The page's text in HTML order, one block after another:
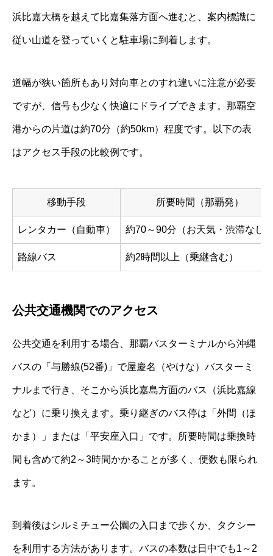
浜比嘉大橋を越えて比嘉集落方面へ進むと、案内標識に
従い山道を登っていくと駐車場に到着します。
道幅が狭い箇所もあり対向車とのすれ違いに注意が必要
ですが、信号も少なく快適にドライブできます。那覇空
港からの片道は約70分（約50km）程度です。以下の表
はアクセス手段の比較例です。
移動手段 所要時間（那覇発）
レンタカー（自動車） 約70～90分（お天気・渋滞なし
路線バス 約2時間以上（乗継含む）
公共交通機関でのアクセス
公共交通を利用する場合、那覇バスターミナルから沖縄
バスの「与勝線(52番)」で屋慶名（やけな）バスターミ
ナルまで行き、そこから浜比嘉島方面のバス（浜比嘉線
など）に乗り換えます。乗り継ぎのバス停は「外間（ほ
かま）」または「平安座入口」です。所要時間は乗換時
間も含めて約2～3時間かかることが多く、便数も限られ
ます。
到着後はシルミチュー公園の入口まで歩くか、タクシー
を利用する方法があります。バスの本数は日中でも1～2